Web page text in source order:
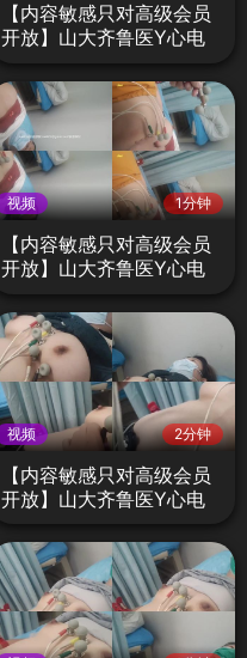
【内容敏感只对高级会员
开放】山大齐鲁医Y心电
视频 1分钟
【内容敏感只对高级会员
开放】山大齐鲁医Y心电
视频 2分钟
【内容敏感只对高级会员
开放】山大齐鲁医Y心电